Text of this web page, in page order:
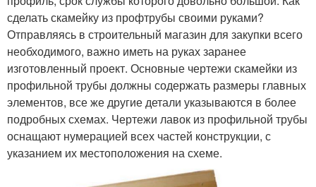
сделать скамейку из профтрубы своими руками?
Отправляясь в строительный магазин для закупки всего
необходимого, важно иметь на руках заранее
изготовленный проект. Основные чертежи скамейки из
профильной трубы должны содержать размеры главных
элементов, все же другие детали указываются в более
подробных схемах. Чертежи лавок из профильной трубы
оснащают нумерацией всех частей конструкции, с
указанием их местоположения на схеме.